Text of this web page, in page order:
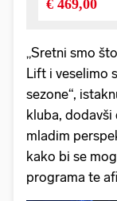
„Sretni smo
Lift i veselimo
sezone“,
kluba, dodavši
mladim
kako bi se
programa te